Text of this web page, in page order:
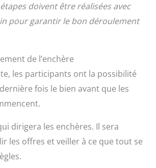
doivent être réalisées avec
pour garantir le bon déroulement
de l’enchère
les participants ont la possibilité
fois le bien avant que les
dirigera les enchères. Il sera
les offres et veiller à ce que tout se